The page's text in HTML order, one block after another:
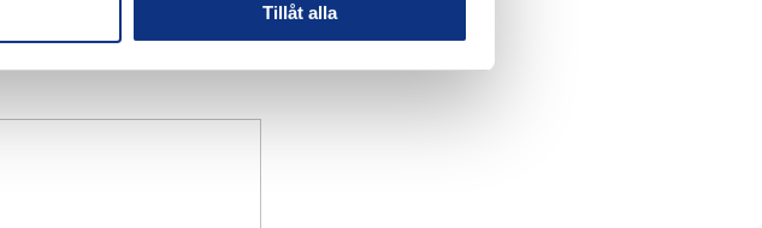
Tillåt alla